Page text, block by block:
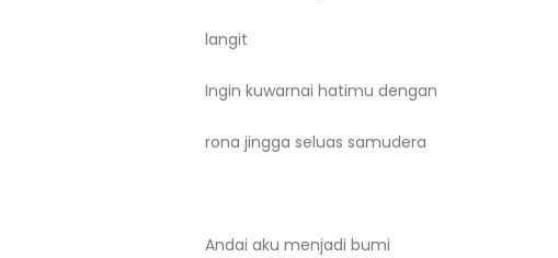
langit
Ingin kuwarnai hatimu dengan
rona jingga seluas samudera
Andai aku menjadi bumi